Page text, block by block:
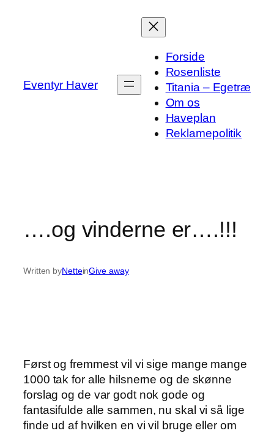
Eventyr Haver
Forside
Rosenliste
Titania – Egetræ
Om os
Haveplan
Reklamepolitik
….og vinderne er….!!!
Written byNetteinGive away
Først og fremmest vil vi sige mange mange
1000 tak for alle hilsnerne og de skønne
forslag og de var godt nok gode og
fantasifulde alle sammen, nu skal vi så lige
finde ud af hvilken en vi vil bruge eller om